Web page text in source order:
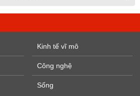
Kinh tế vĩ mô
Công nghệ
Sống